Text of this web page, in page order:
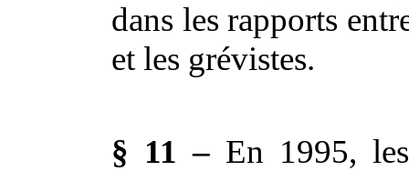
dans les rapports
et les grévistes.
§ 11 – En 1995,